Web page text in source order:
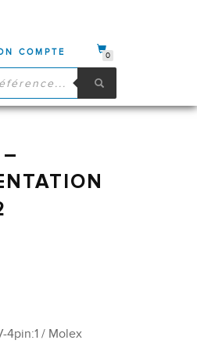
COMPTE
0
4pin:1 / Molex